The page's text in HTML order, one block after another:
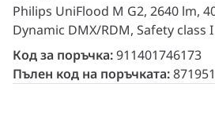
Philips UniFlood M G2, 2640 lm,
Dynamic DMX/RDM, Safety class I
Код за поръчка:911401746173
Пълен код на поръчката: